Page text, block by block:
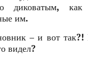
диковатым, как
им.
– и вот так?!
видел?